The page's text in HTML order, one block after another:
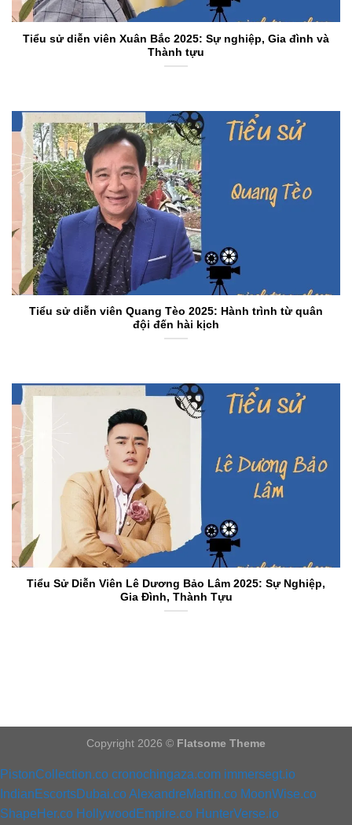
Tiểu sử diễn viên Xuân Bắc 2025: Sự nghiệp, Gia đình và
Thành tựu
Tiểu sử diễn viên Quang Tèo 2025: Hành trình từ quân
đội đến hài kịch
Tiểu Sử Diễn Viên Lê Dương Bảo Lâm 2025: Sự Nghiệp,
Gia Đình, Thành Tựu
Copyright 2026 © Flatsome Theme
PistonCollection.co cronochingaza.com immersegt.io
IndianEscortsDubai.co AlexandreMartin.co MoonWise.co
ShapeHer.co HollywoodEmpire.co HunterVerse.io